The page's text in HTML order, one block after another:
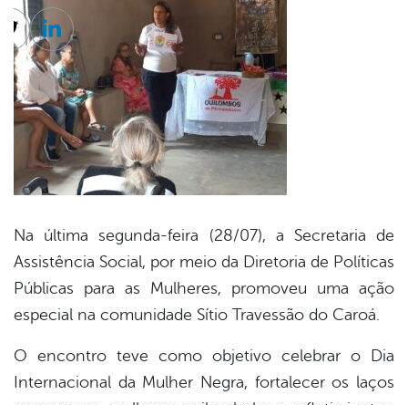
Na última segunda-feira (28/07), a Secretaria de
Assistência Social, por meio da Diretoria de Políticas
Públicas para as Mulheres, promoveu uma ação
especial na comunidade Sítio Travessão do Caroá.
O encontro teve como objetivo celebrar o Dia
Internacional da Mulher Negra, fortalecer os laços
TwitterLinkedin